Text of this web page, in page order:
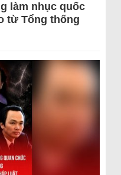
làm nhục quốc
từ Tổng thống